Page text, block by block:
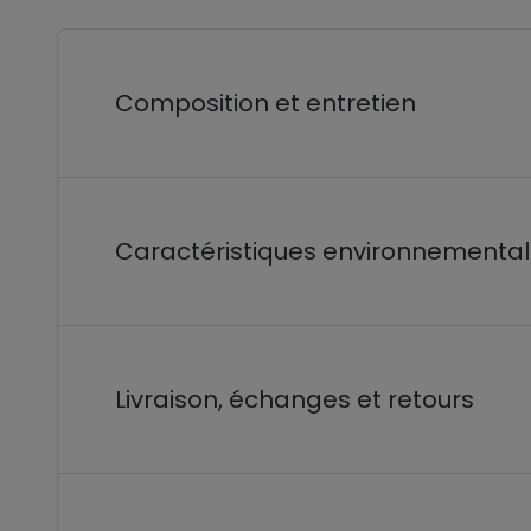
Composition et entretien
Caractéristiques
Livraison, échanges et retours